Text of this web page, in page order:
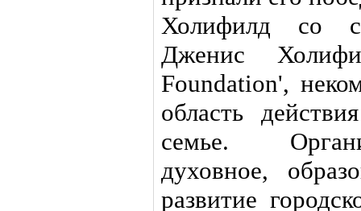
Холифилд со
Дженис
Foundation',
область
семье.
духовное,
развитие